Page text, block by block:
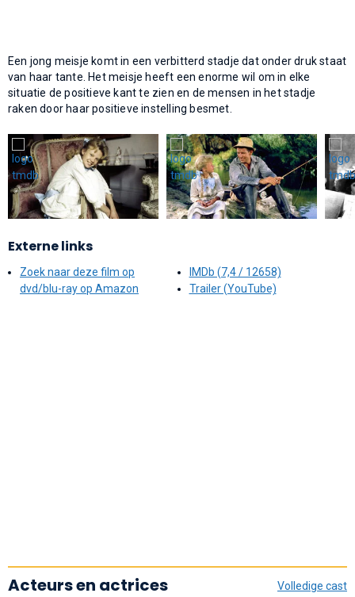
Een jong meisje komt in een verbitterd stadje dat onder druk staat
van haar tante. Het meisje heeft een enorme wil om in elke
situatie de positieve kant te zien en de mensen in het stadje
raken door haar positieve instelling besmet.
Externe links
Zoek naar deze film op
dvd/blu-ray op Amazon
IMDb (7,4 / 12658)
Trailer (YouTube)
Volledige cast
Acteurs en actrices